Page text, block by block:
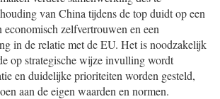
van China tijdens de top duidt op een
zelfvertrouwen en een
in de relatie met de EU. Het is noodzakelijk
op strategische wijze invulling wordt
en duidelijke prioriteiten worden gesteld,
aan de eigen waarden en normen.